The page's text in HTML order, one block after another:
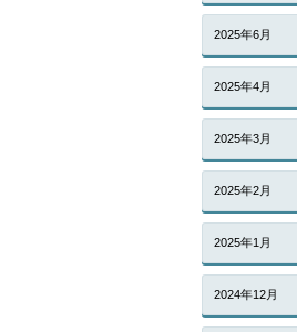
2025年6月
2025年4月
2025年3月
2025年2月
2025年1月
2024年12月